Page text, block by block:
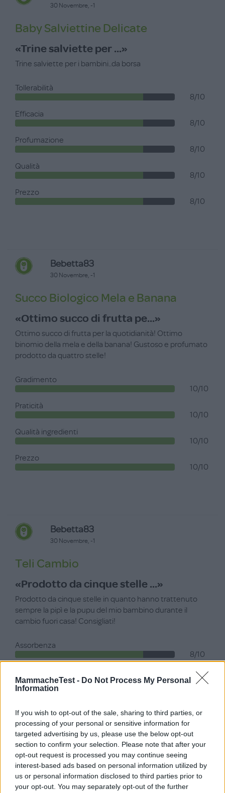
MammacheTest - Do Not Process My Personal
Information
If you wish to opt-out of the sale, sharing to third parties, or
processing of your personal or sensitive information for
targeted advertising by us, please use the below opt-out
section to confirm your selection. Please note that after your
opt-out request is processed you may continue seeing
interest-based ads based on personal information utilized by
us or personal information disclosed to third parties prior to
your opt-out. You may separately opt-out of the further
30 Novembre, -1
Baby Salviettine Delicate
«Trine salviette per ...»
Trine salviette per i bambini..da borsa
Tollerabilità
8/10
Efficacia
8/10
Profumazione
8/10
Qualità
8/10
Prezzo
8/10
Bebetta83
30 Novembre, -1
Succo Biologico Mela e Banana
«Ottimo succo di frutta pe...»
Ottimo succo di frutta per la quotidianità! Ottimo
binomio della mela e della banana! Gustoso e profumato
prodotto da quattro stelle!
Gradimento
10/10
Praticità
10/10
Qualità ingredienti
10/10
Prezzo
10/10
Bebetta83
30 Novembre, -1
Teli Cambio
«Prodotto da cinque stelle ...»
Prodotto da cinque stelle in quanto hanno trattenuto
sempre la pipì e la pupu del mio bambino durante il
cambio fuori casa! Consigliati!
Assorbenza
8/10
8/10
Prezzo
8/10